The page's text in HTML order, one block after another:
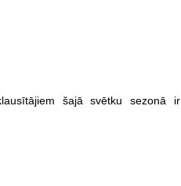
šajā svētku sezonā